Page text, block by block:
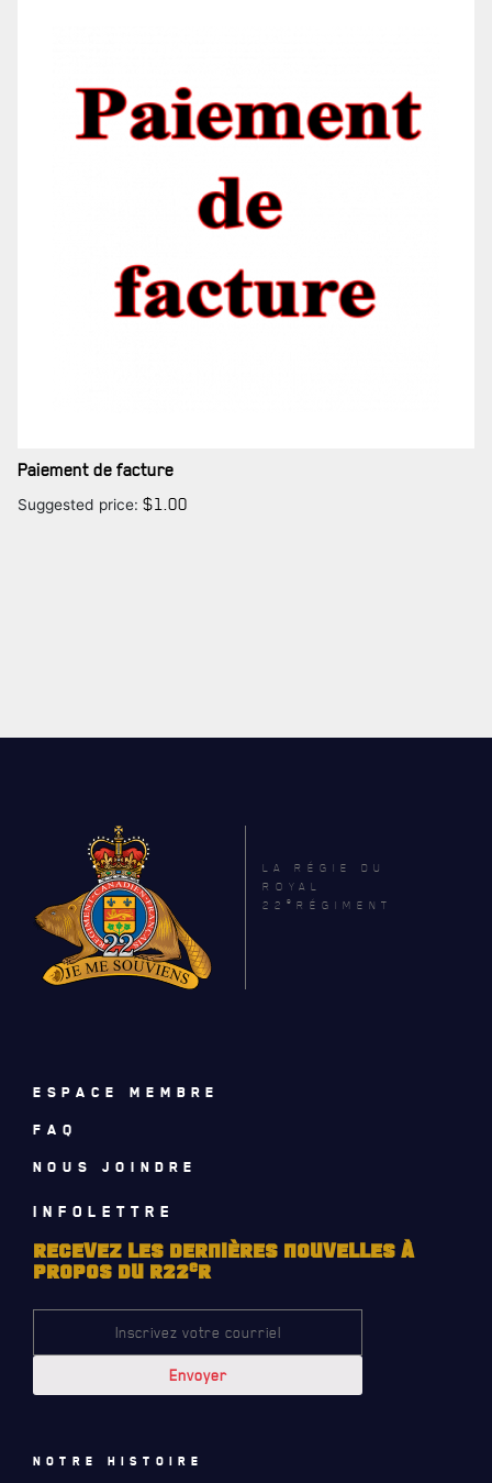
PROGRAMMES DE LA RÉGIE
MUSÉE
RÉSIDENCE DU GOUVERNEUR GÉNÉRAL
Paiement de facture
Suggested price: $1.00
LA RÉGIE DU
ROYAL
22 e RÉGIMENT
ESPACE MEMBRE
FAQ
NOUS JOINDRE
INFOLETTRE
RECEVEZ LES DERNIÈRES NOUVELLES À
PROPOS DU R22eR
Notre histoire